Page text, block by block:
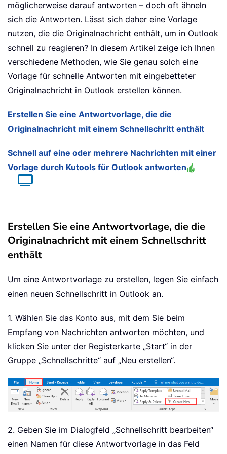
möglicherweise darauf antworten – doch oft ähneln
sich die Antworten. Lässt sich daher eine Vorlage
nutzen, die die Originalnachricht enthält, um in Outlook
schnell zu reagieren? In diesem Artikel zeige ich Ihnen
verschiedene Methoden, wie Sie genau solch eine
Vorlage für schnelle Antworten mit eingebetteter
Originalnachricht in Outlook erstellen können.
Erstellen Sie eine Antwortvorlage, die die
Originalnachricht mit einem Schnellschritt enthält
Schnell auf eine oder mehrere Nachrichten mit einer
Vorlage durch Kutools für Outlook antworten
Erstellen Sie eine Antwortvorlage, die die
Originalnachricht mit einem Schnellschritt
enthält
Um eine Antwortvorlage zu erstellen, legen Sie einfach
einen neuen Schnellschritt in Outlook an.
1. Wählen Sie das Konto aus, mit dem Sie beim
Empfang von Nachrichten antworten möchten, und
klicken Sie unter der Registerkarte „Start“ in der
Gruppe „Schnellschritte“ auf „Neu erstellen“.
2. Geben Sie im Dialogfeld „Schnellschritt bearbeiten“
einen Namen für diese Antwortvorlage in das Feld